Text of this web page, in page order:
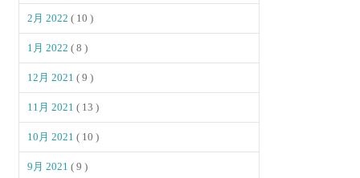
2月 2022( 10 )
1月 2022( 8 )
12月 2021( 9 )
11月 2021( 13 )
10月 2021( 10 )
9月 2021( 9 )